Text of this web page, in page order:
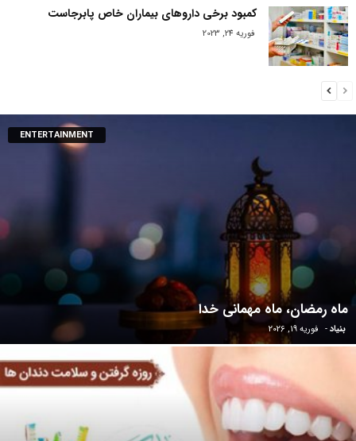
کمبود برخی داروهای بیماران خاص پابرجاست
فوریه 24, 2023
ENTERTAINMENT
ماه رمضان، ماه مهمانی خدا
بنیاد - فوریه 19, 2026